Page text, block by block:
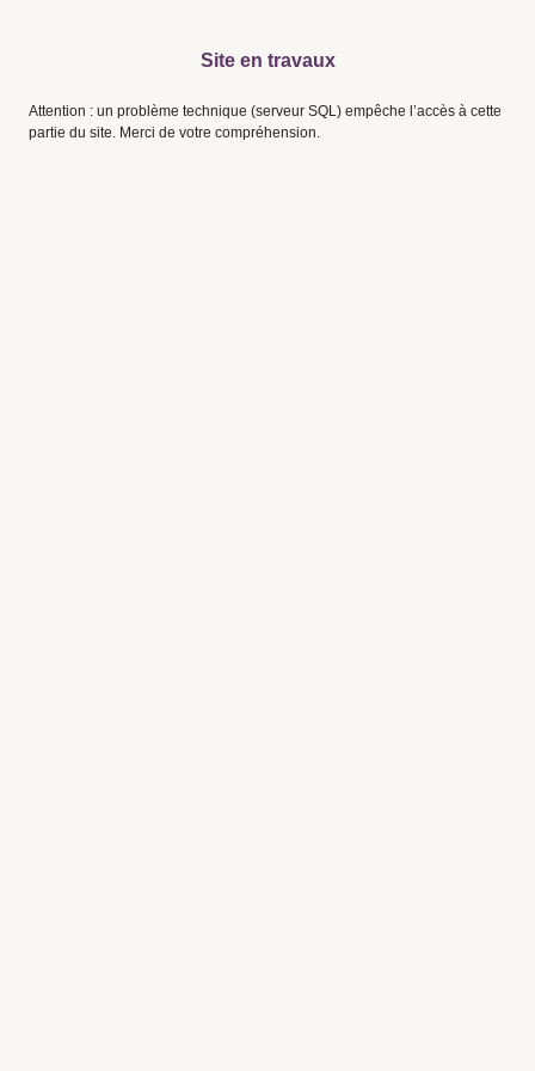
Site en travaux
Attention : un problème technique (serveur SQL) empêche l’accès à cette
partie du site. Merci de votre compréhension.